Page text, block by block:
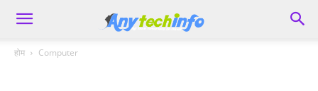
होम Computer